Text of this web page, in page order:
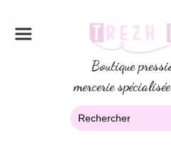
Boutique
mercerie